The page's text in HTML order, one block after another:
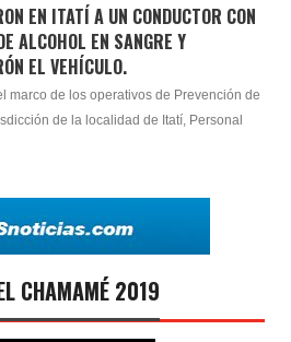
EN ITATÍ A UN CONDUCTOR CON
ALCOHOL EN SANGRE Y
EL VEHÍCULO.
marco de los operativos de Prevención de
de la localidad de Itatí, Personal
CHAMAMÉ 2019